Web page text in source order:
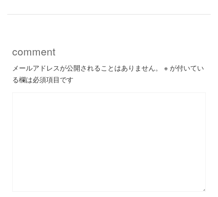
comment
メールアドレスが公開されることはありません。 ※ が付いてい
る欄は必須項目です